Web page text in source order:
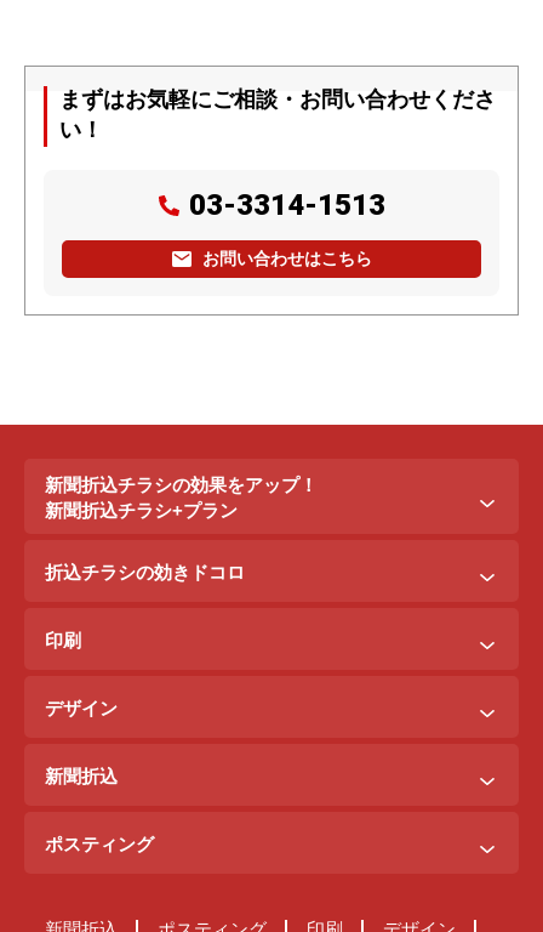
まずはお気軽にご相談・お問い合わせくださ
い！
03-3314-1513
お問い合わせはこちら
新聞折込チラシの効果をアップ！
新聞折込チラシ+プラン
新聞折込チラシ＋ポステイング
折込チラシ＋駅看板
折込チラシの効きドコロ
折込配布効きドコロ
印刷効きドコロ
印刷
B3料金
B4料金
デザイン
原稿を作るには？
サンプルデザイン
新聞折込
ご注文までの流れ
ポスティング